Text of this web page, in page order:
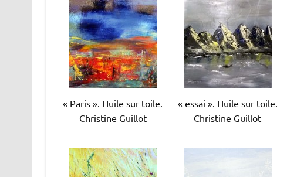
« Paris ». Huile sur toile.
Christine Guillot
« essai ». Huile sur toile.
Christine Guillot